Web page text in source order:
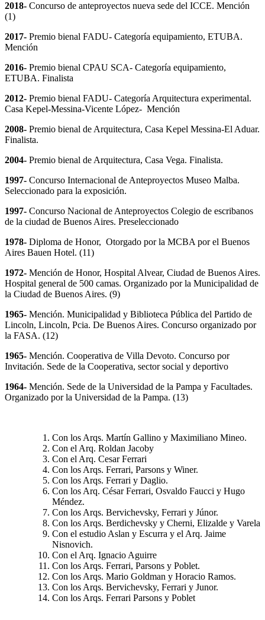
2018- Concurso de anteproyectos nueva sede del ICCE. Mención
(1)
2017- Premio bienal FADU- Categoría equipamiento, ETUBA.
Mención
2016- Premio bienal CPAU SCA- Categoría equipamiento,
ETUBA. Finalista
2012- Premio bienal FADU- Categoría Arquitectura experimental.
Casa Kepel-Messina-Vicente López- Mención
2008- Premio bienal de Arquitectura, Casa Kepel Messina-El Aduar.
Finalista.
2004- Premio bienal de Arquitectura, Casa Vega. Finalista.
1997- Concurso Internacional de Anteproyectos Museo Malba.
Seleccionado para la exposición.
1997- Concurso Nacional de Anteproyectos Colegio de escribanos
de la ciudad de Buenos Aires. Preseleccionado
1978- Diploma de Honor, Otorgado por la MCBA por el Buenos
Aires Bauen Hotel. (11)
1972- Mención de Honor, Hospital Alvear, Ciudad de Buenos Aires.
Hospital general de 500 camas. Organizado por la Municipalidad de
la Ciudad de Buenos Aires. (9)
1965- Mención. Municipalidad y Biblioteca Pública del Partido de
Lincoln, Lincoln, Pcia. De Buenos Aires. Concurso organizado por
la FASA. (12)
1965- Mención. Cooperativa de Villa Devoto. Concurso por
Invitación. Sede de la Cooperativa, sector social y deportivo
1964- Mención. Sede de la Universidad de la Pampa y Facultades.
Organizado por la Universidad de la Pampa. (13)
Con los Arqs. Martín Gallino y Maximiliano Mineo.
Con el Arq. Roldan Jacoby
Con el Arq. Cesar Ferrari
Con los Arqs. Ferrari, Parsons y Winer.
Con los Arqs. Ferrari y Daglio.
Con los Arq. César Ferrari, Osvaldo Faucci y Hugo
Méndez.
Con los Arqs. Bervichevsky, Ferrari y Júnor.
Con los Arqs. Berdichevsky y Cherni, Elizalde y Varela
Con el estudio Aslan y Escurra y el Arq. Jaime
Nisnovich.
Con el Arq. Ignacio Aguirre
Con los Arqs. Ferrari, Parsons y Poblet.
Con los Arqs. Mario Goldman y Horacio Ramos.
Con los Arqs. Bervichevsky, Ferrari y Junor.
Con los Arqs. Ferrari Parsons y Poblet